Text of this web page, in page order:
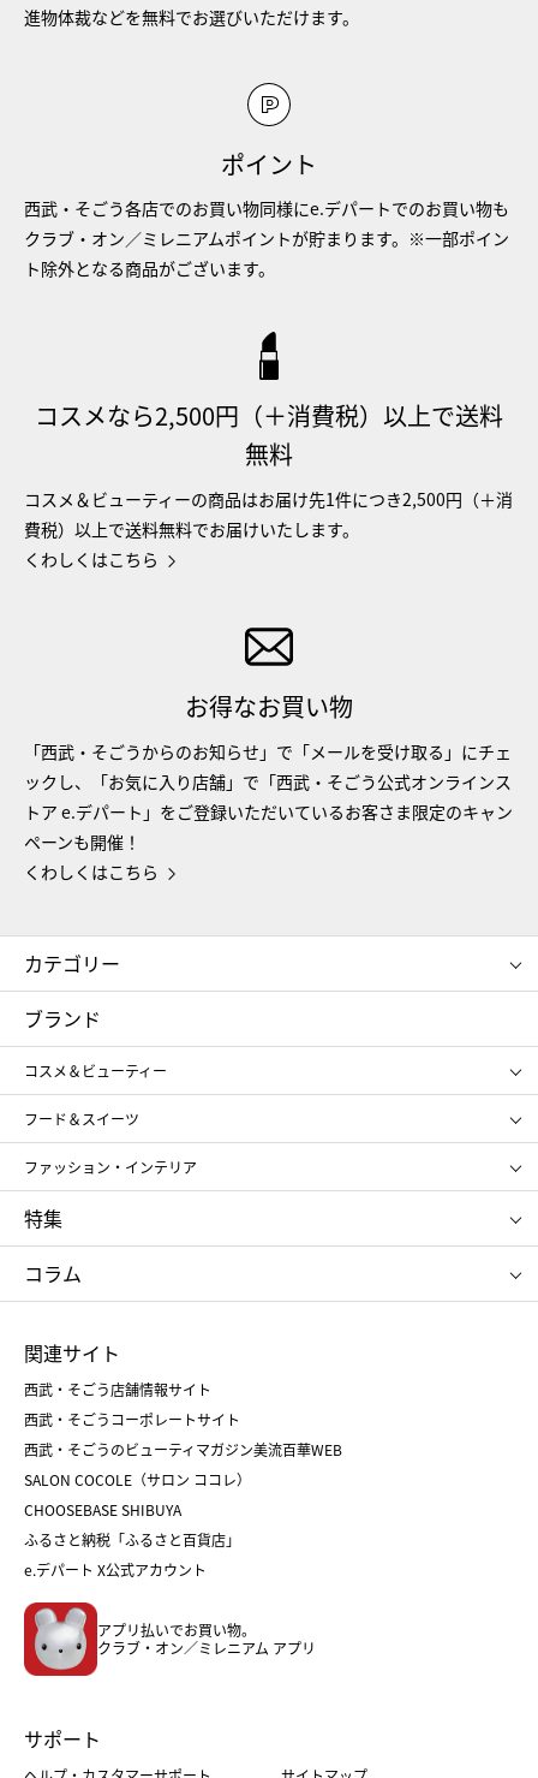
進物体裁などを無料でお選びいただけます。
ポイント
西武・そごう各店でのお買い物同様にe.デパートでのお買い物も
クラブ・オン／ミレニアムポイントが貯まります。※一部ポイン
ト除外となる商品がございます。
コスメなら2,500円（＋消費税）以上で送料
無料
コスメ＆ビューティーの商品はお届け先1件につき2,500円（＋消
費税）以上で送料無料でお届けいたします。
くわしくはこちら
お得なお買い物
「西武・そごうからのお知らせ」で「メールを受け取る」にチェ
ックし、「お気に入り店舗」で「西武・そごう公式オンラインス
トア e.デパート」をご登録いただいているお客さま限定のキャン
ペーンも開催！
くわしくはこちら
カテゴリー
コスメ＆ビューティー
ギフト
レディース
メンズ
スポーツ・アウトドア
お中元
お歳暮
ブランド
コスメ＆ビューティー
SHISEIDO
ポール&ジョー ボーテ
ジルスチュアート
NARS
RMK
クリニーク
SK-Ⅱ
フード＆スイーツ
アンリ・シャルパンティエ
ゴディバ
新宿高野
たねや
ねんりん家
ファッション・インテリア
ポロ ラルフ ローレン
タケオ キクチ
ママ＆キッズ
シュタイフ
特集
お中元
ひな人形
五月人形
父の日
クリスマスケーキ
ホワイトデー
コラム
菓子折り
和菓子
人気のギフト
バレンタイン
ホワイトデー
おせち
フード
ホーム・キッチン＆アート
関連サイト
西武・そごう店舗情報サイト
西武・そごうコーポレートサイト
西武・そごうのビューティマガジン美流百華WEB
SALON COCOLE（サロン ココレ）
CHOOSEBASE SHIBUYA
ふるさと納税「ふるさと百貨店」
e.デパート X公式アカウント
アプリ払いでお買い物。
クラブ・オン／ミレニアム アプリ
サポート